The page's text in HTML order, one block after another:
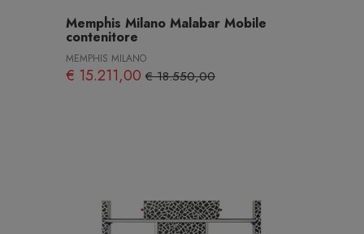
Memphis Milano Malabar Mobile
contenitore
MEMPHIS MILANO
€ 15.211,00€ 18.550,00